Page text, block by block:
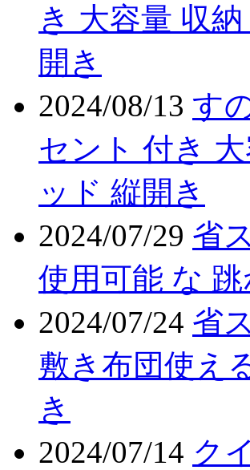
き 大容量 収
開き
2024/08/13 す
セント 付き
ッド 縦開き
2024/07/29 省
使用可能 な
2024/07/24 省
敷き布団使え
き
2024/07/14 ク